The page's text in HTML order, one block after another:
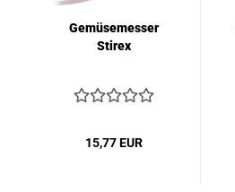
Gemüsemesser
Stirex
15,77 EUR